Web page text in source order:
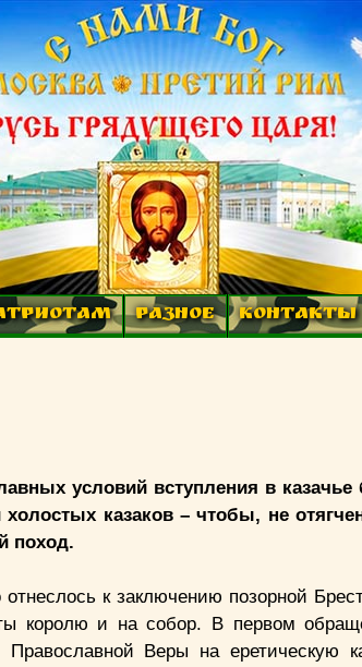
РАЗНОЕ КОНТАКТЫ
условий вступления в
казаков – чтобы, не
поход.
к заключению позорной
королю и на собор. В первом
Веры на еретическую